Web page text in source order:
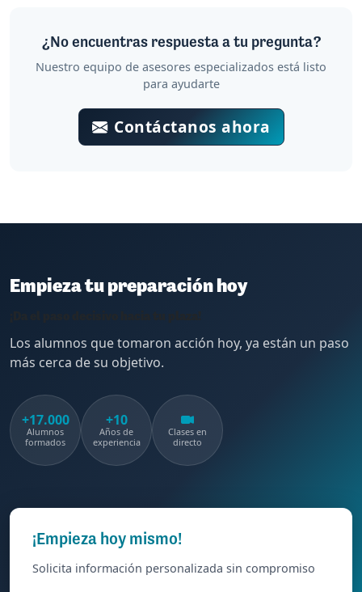
¿No encuentras respuesta a tu pregunta?
Nuestro equipo de asesores especializados está listo
para ayudarte
Contáctanos ahora
Empieza tu preparación hoy
Los alumnos que tomaron acción hoy, ya están un paso
más cerca de su objetivo.
+17.000
Alumnos
formados
+10
Años de
experiencia
Clases en
directo
¡Empieza hoy mismo!
Solicita información personalizada sin compromiso